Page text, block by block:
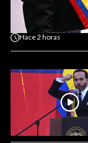
Hace2 horas